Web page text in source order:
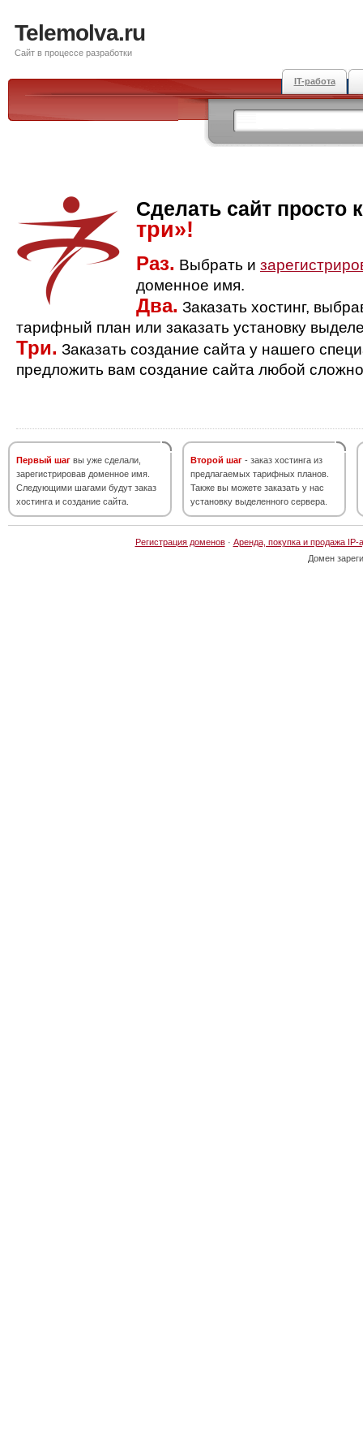
Telemolva.ru
Сайт в процессе разработки
IT-работа
Сделать сайт просто
три»!
Раз. Выбрать и
доменное имя.
Два. Заказать хостинг,
тарифный план или заказать установку
Три. Заказать создание сайта у нашего
предложить вам создание сайта любой
Первый шаг вы уже сделали,
зарегистрировав доменное имя.
Следующими шагами будут заказ
хостинга и создание сайта.
Второй шаг - заказ хостинга из
предлагаемых тарифных планов.
Также вы можете заказать у нас
установку выделенного сервера.
Регистрация доменов· Аренда, покупка и продажа IP-
Домен